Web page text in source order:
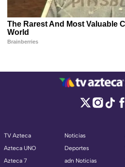
TV Azteca
Azteca UNO
Azteca 7
Noticias
Deportes
adn Noticias